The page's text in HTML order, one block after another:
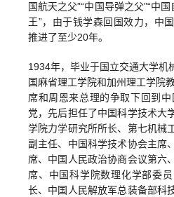
国航天之父”“中国导弹之父”“中
王”，由于钱学森回国效力，中
推进了至少20年。
1934年，毕业于国立交通大学机
国麻省理工学院和加州理工学院
席和周恩来总理的争取下回到
党，先后担任了中国科学技术大
学院力学研究所所长、第七机械
副主任、中国科学技术协会主席
席、中国人民政治协商会议第六
席、中国科学院数理化学部委
长、中国人民解放军总装备部科